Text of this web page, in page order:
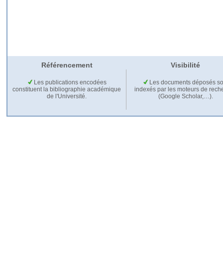
Référencement Visibilité
Les publications encodées
constituent la bibliographie académique
de l'Université.
Les documents déposés
indexés par les moteurs de
(Google Scholar,…).